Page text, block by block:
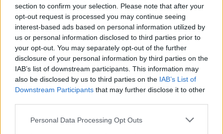
section to confirm your selection. Please note that after your
opt-out request is processed you may continue seeing
interest-based ads based on personal information utilized by
us or personal information disclosed to third parties prior to
your opt-out. You may separately opt-out of the further
disclosure of your personal information by third parties on the
IAB’s list of downstream participants. This information may
also be disclosed by us to third parties on the IAB’s List of
Downstream Participants that may further disclose it to other
Please note that this website/app uses one or more Google
Personal Data Processing Opt Outs
megkereső szeleifalusi lakók, akik már régóta szenvednek
a Présház utca egyik házának udvarán felhalmozott,
legalább 300 köbméternyi szeméttől, az elszaporodó
patkányoktól, a disznók okozta szagoktól, az állandó
flexelés zajától, és tartanak a kertjükbe beugró gyanús
alakoktól, az utcán feltűnő drogfogyasztóktól.
HI Hraskó István 2026. 06. 30.